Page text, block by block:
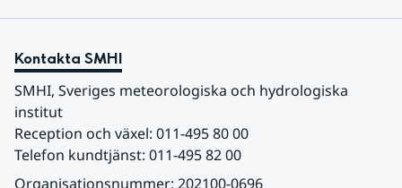
Kontakta SMHI
SMHI, Sveriges meteorologiska och hydrologiska
institut
Reception och växel: 011-495 80 00
Telefon kundtjänst: 011-495 82 00
Organisationsnummer: 202100-0696